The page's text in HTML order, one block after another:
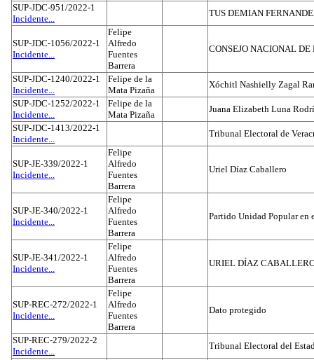
SUP-JDC-951/2022-1
Incidente...
TUS DEMIAN
SUP-JDC-1056/2022-1
Incidente...
Felipe
Alfredo
Fuentes
Barrera
CONSEJO NACIONAL
SUP-JDC-1240/2022-1
Incidente...
Felipe de la
Mata Pizaña
Xóchitl Nashielly Zagal
SUP-JDC-1252/2022-1
Incidente...
Felipe de la
Mata Pizaña
Juana Elizabeth Luna
SUP-JDC-1413/2022-1
Incidente...
Tribunal Electoral de
SUP-JE-339/2022-1
Incidente...
Felipe
Alfredo
Fuentes
Barrera
Uriel Díaz Caballero
SUP-JE-340/2022-1
Incidente...
Felipe
Alfredo
Fuentes
Barrera
Partido Unidad Popular en
SUP-JE-341/2022-1
Incidente...
Felipe
Alfredo
Fuentes
Barrera
URIEL DÍAZ
SUP-REC-272/2022-1
Incidente...
Felipe
Alfredo
Fuentes
Barrera
Dato protegido
SUP-REC-279/2022-2
Incidente...
Tribunal Electoral del